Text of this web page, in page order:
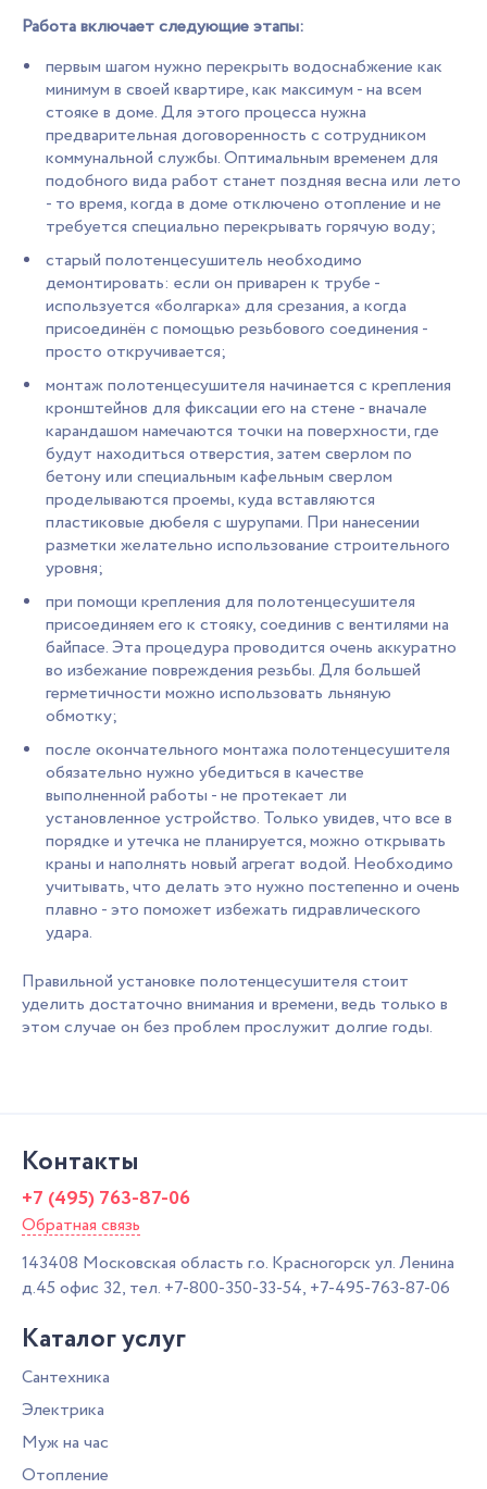
Работа включает следующие этапы:
первым шагом нужно перекрыть водоснабжение как
минимум в своей квартире, как максимум - на всем
стояке в доме. Для этого процесса нужна
предварительная договоренность с сотрудником
коммунальной службы. Оптимальным временем для
подобного вида работ станет поздняя весна или лето
- то время, когда в доме отключено отопление и не
требуется специально перекрывать горячую воду;
старый полотенцесушитель необходимо
демонтировать: если он приварен к трубе -
используется «болгарка» для срезания, а когда
присоединён с помощью резьбового соединения -
просто откручивается;
монтаж полотенцесушителя начинается с крепления
кронштейнов для фиксации его на стене - вначале
карандашом намечаются точки на поверхности, где
будут находиться отверстия, затем сверлом по
бетону или специальным кафельным сверлом
проделываются проемы, куда вставляются
пластиковые дюбеля с шурупами. При нанесении
разметки желательно использование строительного
уровня;
при помощи крепления для полотенцесушителя
присоединяем его к стояку, соединив с вентилями на
байпасе. Эта процедура проводится очень аккуратно
во избежание повреждения резьбы. Для большей
герметичности можно использовать льняную
обмотку;
после окончательного монтажа полотенцесушителя
обязательно нужно убедиться в качестве
выполненной работы - не протекает ли
установленное устройство. Только увидев, что все в
порядке и утечка не планируется, можно открывать
краны и наполнять новый агрегат водой. Необходимо
учитывать, что делать это нужно постепенно и очень
плавно - это поможет избежать гидравлического
удара.
Правильной установке полотенцесушителя стоит
уделить достаточно внимания и времени, ведь только в
этом случае он без проблем прослужит долгие годы.
Контакты
+7 (495) 763-87-06
Обратная связь
143408 Московская область г.о. Красногорск ул. Ленина
д.45 офис 32, тел. +7-800-350-33-54, +7-495-763-87-06
Каталог услуг
Сантехника
Электрика
Муж на час
Отопление